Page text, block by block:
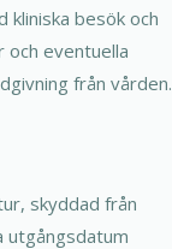
besök och
eventuella
från vården.
skyddad från
utgångsdatum